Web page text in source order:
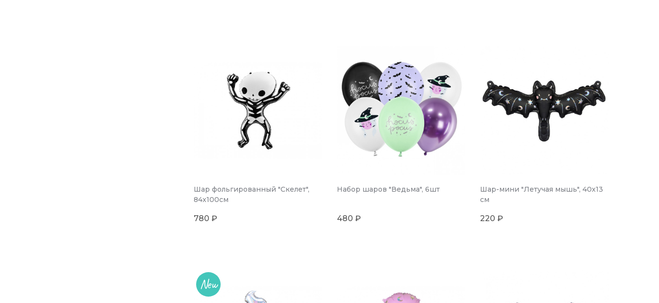
Шар фольгированный "Скелет",
84x100cм
780 ₽
Набор шаров "Ведьма", 6шт
480 ₽
Шар-мини "Летучая мышь", 40х13
см
220 ₽
New